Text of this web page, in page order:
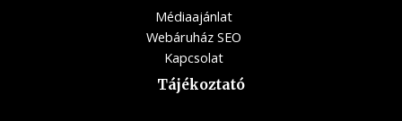
Médiaajánlat
Webáruház SEO
Kapcsolat
Tájékoztató